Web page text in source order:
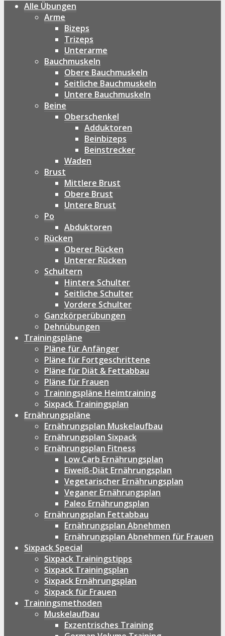
Alle Übungen
Arme
Bizeps
Trizeps
Unterarme
Bauchmuskeln
Obere Bauchmuskeln
Seitliche Bauchmuskeln
Untere Bauchmuskeln
Beine
Oberschenkel
Adduktoren
Beinbizeps
Beinstrecker
Waden
Brust
Mittlere Brust
Obere Brust
Untere Brust
Po
Abduktoren
Rücken
Oberer Rücken
Unterer Rücken
Schultern
Hintere Schulter
Seitliche Schulter
Vordere Schulter
Ganzkörperübungen
Dehnübungen
Trainingspläne
Pläne für Anfänger
Pläne für Fortgeschrittene
Pläne für Diät & Fettabbau
Pläne für Frauen
Trainingspläne Heimtraining
Sixpack Trainingsplan
Ernährungspläne
Ernährungsplan Muskelaufbau
Ernährungsplan Sixpack
Ernährungsplan Fitness
Low Carb Ernährungsplan
Eiweiß-Diät Ernährungsplan
Vegetarischer Ernährungsplan
Veganer Ernährungsplan
Paleo Ernährungsplan
Ernährungsplan Fettabbau
Ernährungsplan Abnehmen
Ernährungsplan Abnehmen für Frauen
Sixpack Special
Sixpack Trainingstipps
Sixpack Trainingsplan
Sixpack Ernährungsplan
Sixpack für Frauen
Trainingsmethoden
Muskelaufbau
Exzentrisches Training